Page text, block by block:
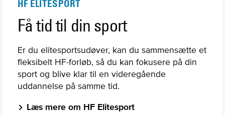
HF ELITESPORT
Få tid til din sport
Er du elitesportsudøver, kan du sammensætte et
fleksibelt HF-forløb, så du kan fokusere på din
sport og blive klar til en videregående
uddannelse på samme tid.
Læs mere om HF Elitesport